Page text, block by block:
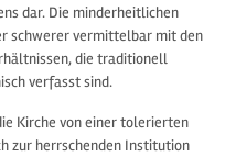
dar. Die minderheitlichen
schwerer vermittelbar mit den
die traditionell
verfasst sind.
Kirche von einer tolerierten
zur herrschenden Institution